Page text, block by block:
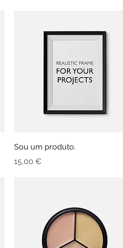
Sou um produto.
Preço
15,00 €